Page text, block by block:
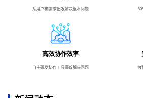
从用户和需求出发解决根本问题
高效协作效率
自主研发协作工具高效解决问题 为